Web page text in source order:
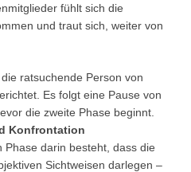
fühlt sich die
und traut sich, weiter von
ratsuchende Person von
Es folgt eine Pause von
die zweite Phase beginnt.
Konfrontation
darin besteht, dass die
Sichtweisen darlegen –